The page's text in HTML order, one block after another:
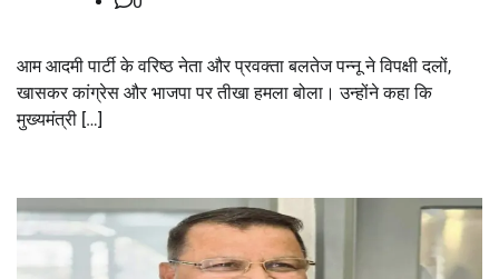
आम आदमी पार्टी के वरिष्ठ नेता और प्रवक्ता बलतेज पन्नू ने विपक्षी दलों,
खासकर कांग्रेस और भाजपा पर तीखा हमला बोला। उन्होंने कहा कि
मुख्यमंत्री […]